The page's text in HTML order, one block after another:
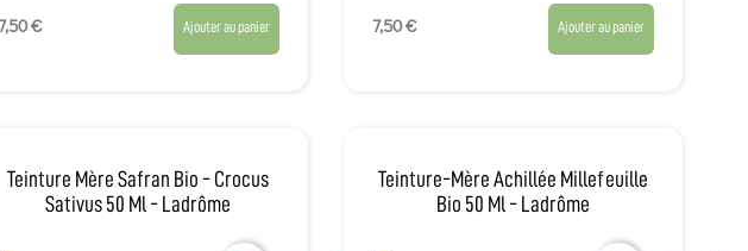
€ Ajouter au panier 7,50 € Ajouter au panier
Teinture Mère Safran Bio - Crocus
Sativus 50 Ml - Ladrôme
Teinture-Mère Achillée Millefeuille
Bio 50 Ml - Ladrôme